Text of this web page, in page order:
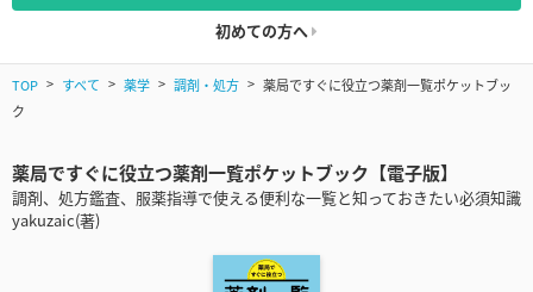
初めての方へ
TOP すべて 薬学 調剤・処方
薬局ですぐに役立つ薬剤一覧ポケットブッ
ク
薬局ですぐに役立つ薬剤一覧ポケットブック【電子版】
調剤、処方鑑査、服薬指導で使える便利な一覧と知っておきたい必須知識
yakuzaic(著)